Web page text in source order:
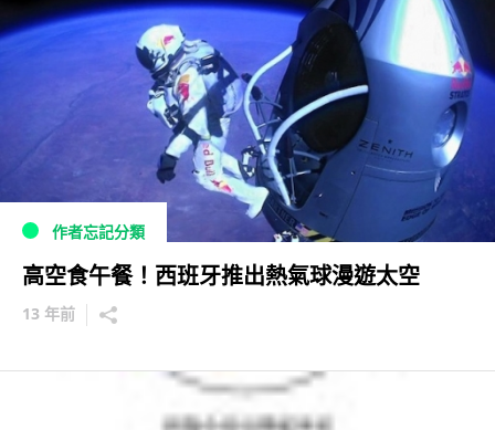
作者忘記分類
高空食午餐！西班牙推出熱氣球漫遊太空
13 年前